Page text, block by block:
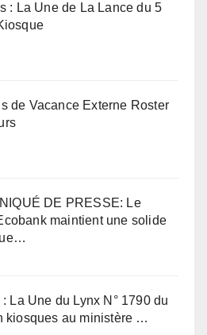
: La Une de La Lance du 5
de Vacance Externe Roster
DE PRESSE: Le
maintient une solide
La Une du Lynx N° 1790 du
kiosques au ministère …